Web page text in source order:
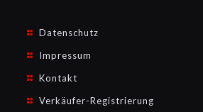
Datenschutz
Impressum
Kontakt
Verkäufer-Registrierung